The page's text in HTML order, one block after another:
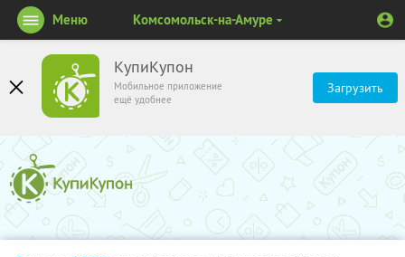
КупиКупон
Мобильное приложение
ещё удобнее
Загрузить
Меню Комсомольск-на-Амуре